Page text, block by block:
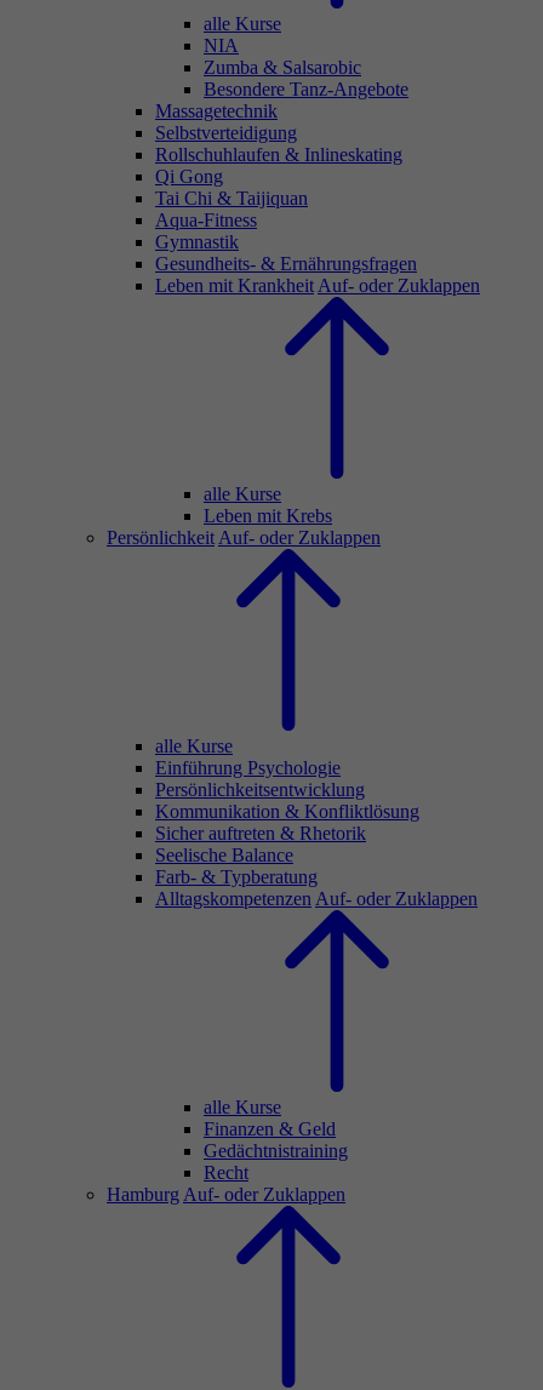
alle Kurse
NIA
Zumba & Salsarobic
Besondere Tanz-Angebote
Massagetechnik
Selbstverteidigung
Rollschuhlaufen & Inlineskating
Qi Gong
Tai Chi & Taijiquan
Aqua-Fitness
Gymnastik
Gesundheits- & Ernährungsfragen
Leben mit Krankheit Auf- oder Zuklappen
alle Kurse
Leben mit Krebs
Persönlichkeit Auf- oder Zuklappen
alle Kurse
Einführung Psychologie
Persönlichkeitsentwicklung
Kommunikation & Konfliktlösung
Sicher auftreten & Rhetorik
Seelische Balance
Farb- & Typberatung
Alltagskompetenzen Auf- oder Zuklappen
alle Kurse
Finanzen & Geld
Gedächtnistraining
Recht
Hamburg Auf- oder Zuklappen